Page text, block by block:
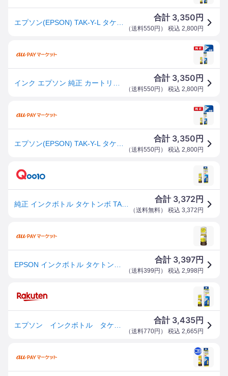
合計 3,350 円
（送料550円 ） 税込 2,800円
合計 3,350 円
（送料550円 ） 税込 2,800円
合計 3,350 円
（送料550円 ） 税込 2,800円
合計 3,372 円
（送料無料） 税込 3,372 円
合計 3,397円
（送料399円 ） 税込 2,998 円
合計 3,435円
（送料770円 ） 税込 2,665 円